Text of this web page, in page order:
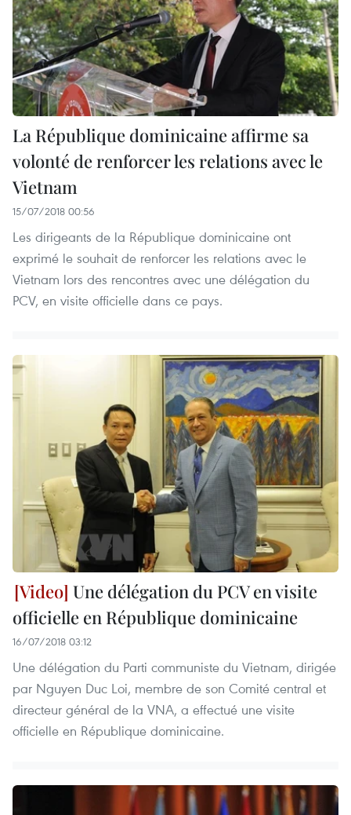
La République dominicaine affirme sa
volonté de renforcer les relations avec le
Vietnam
15/07/2018 00:56
Les dirigeants de la République dominicaine ont
exprimé le souhait de renforcer les relations avec le
Vietnam lors des rencontres avec une délégation du
PCV, en visite officielle dans ce pays.
Une délégation du PCV en visite
officielle en République dominicaine
16/07/2018 03:12
Une délégation du Parti communiste du Vietnam, dirigée
par Nguyen Duc Loi, membre de son Comité central et
directeur général de la VNA, a effectué une visite
officielle en République dominicaine.